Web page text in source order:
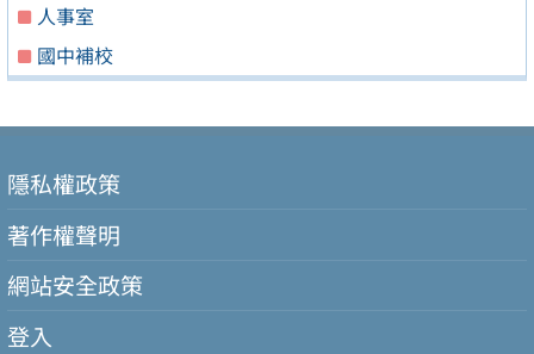
人事室
國中補校
隱私權政策
著作權聲明
網站安全政策
登入